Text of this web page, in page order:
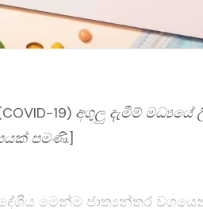
19) අගුලු දැමීම්
පමණි.]
දේශීය මෙන්ම ජාත්‍යන්තර